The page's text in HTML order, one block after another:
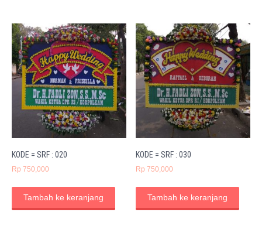
KODE = SRF : 020
Rp 750,000
Tambah ke keranjang
KODE = SRF : 030
Rp 750,000
Tambah ke keranjang